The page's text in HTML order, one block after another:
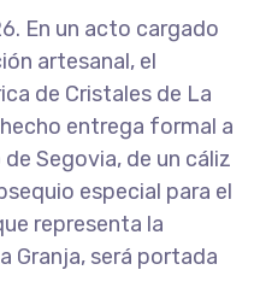
En un acto cargado
artesanal, el
de Cristales de La
entrega formal a
Segovia, de un cáliz
especial para el
representa la
Granja, será portada